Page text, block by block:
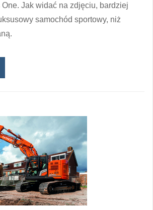
Jak widać na zdjęciu, bardziej
samochód sportowy, niż